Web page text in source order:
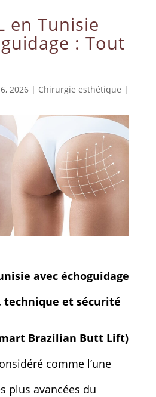
en Tunisie
: Tout
2026| Chirurgie esthétique |
avec échoguidage
technique et sécurité
Brazilian Butt Lift)
comme l’une
plus avancées du